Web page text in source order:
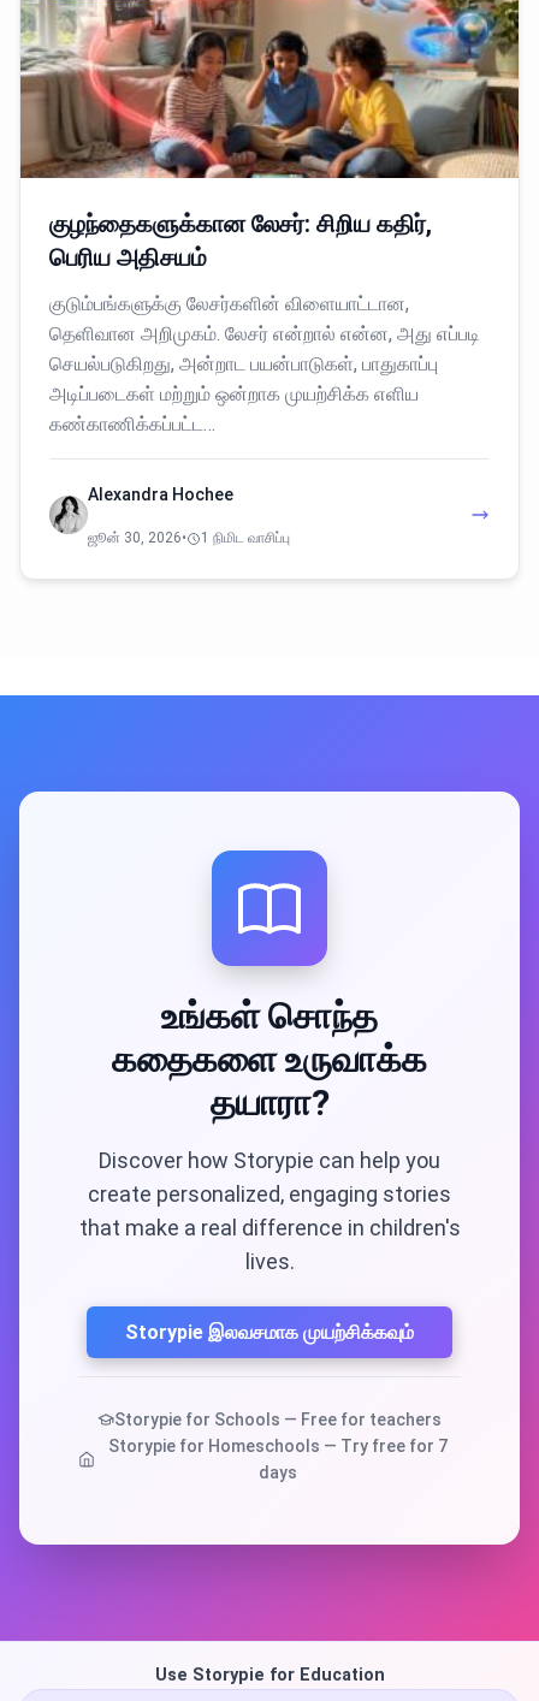
குழந்தைகளுக்கான லேசர்: சிறிய கதிர்,
பெரிய அதிசயம்
குடும்பங்களுக்கு லேசர்களின் விளையாட்டான,
தெளிவான அறிமுகம். லேசர் என்றால் என்ன, அது எப்படி
செயல்படுகிறது, அன்றாட பயன்பாடுகள், பாதுகாப்பு
அடிப்படைகள் மற்றும் ஒன்றாக முயற்சிக்க எளிய
கண்காணிக்கப்பட்ட…
Alexandra Hochee
ஜூன் 30, 2026• 1 நிமிட வாசிப்பு
உங்கள் சொந்த
கதைகளை உருவாக்க
தயாரா?
Discover how Storypie can help you
create personalized, engaging stories
that make a real difference in children's
lives.
Storypie இலவசமாக முயற்சிக்கவும்
Storypie for Schools — Free for teachers
Storypie for Homeschools — Try free for 7
days
Use Storypie for Education